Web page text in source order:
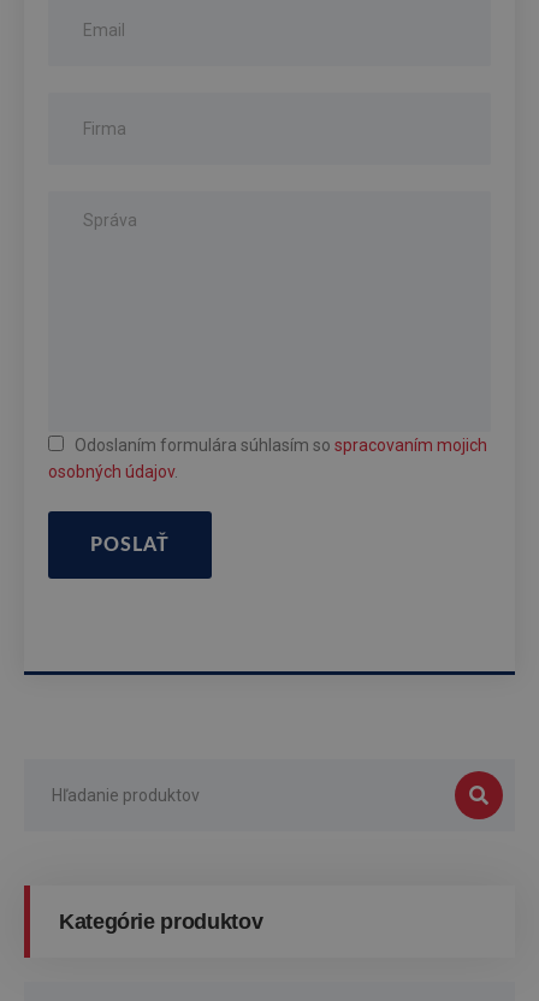
Odoslaním formulára súhlasím so spracovaním mojich
osobných údajov.
POSLAŤ
Kategórie produktov